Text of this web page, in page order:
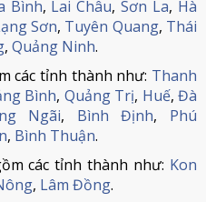
Bình, Lai Châu,Sơn La, Hà
Sơn, Tuyên Quang, Thái
, Quảng Ninh.
các tỉnh thành như: Thanh
Bình, Quảng Trị, Huế,Đà
Ngãi, Bình Định, Phú
, Bình Thuận.
các tỉnh thành như: Kon
, Lâm Đồng.